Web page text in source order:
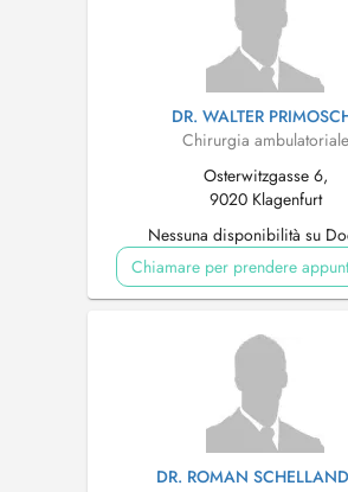
DR. WALTER
Chirurgia ambulatoriale
Osterwitzgasse 6,
9020 Klagenfurt
Nessuna disponibilità su
Chiamare per prendere
DR. ROMAN